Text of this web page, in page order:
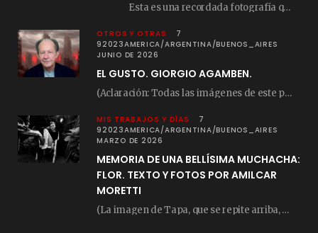
Esta es una recordada fotografía que registré…
OTROS Y OTRAS
7
92023AMERICA/ARGENTINA/BUENOS_AIRES
JUNIO DE 2026
EL GUSTO. GIORGIO AGAMBEN.
(Aclaración: Todas las imágenes de este posteo fueron tomadas de Bloghemia.com, y todos los…
MIS TRABAJOS Y DÍAS
7
92023AMERICA/ARGENTINA/BUENOS_AIRES
MARZO DE 2026
MEMORIA DE UNA BELLÍSIMA MUCHACHA:
FLOR. TEXTO Y FOTOS POR AMILCAR
MORETTI
(La imagen de Tapa, que se repite arriba, fue compuesta por Amilcar Moretti el viernes…